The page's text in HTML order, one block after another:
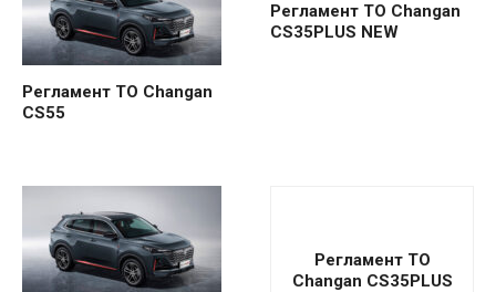
Регламент ТО Changan
CS55
Регламент ТО Changan
CS35PLUS NEW
Регламент ТО
Changan CS35PLUS